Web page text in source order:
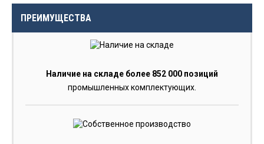
ПРЕИМУЩЕСТВА
Наличие на складе более 852 000 позиций
промышленных комплектующих.